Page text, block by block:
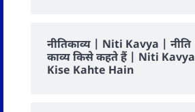
नीतिकाव्य | Niti Kavya | नीति
काव्य किसे कहते हैं | Niti Kavya
Kise Kahte Hain